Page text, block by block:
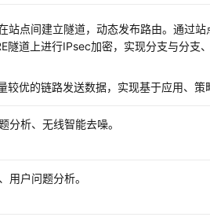
站点间建立隧道，动态发布路由。通过站
隧道上进行IPsec加密，实现分支与分支
较优的链路发送数据，实现基于应用、策
分析、无线智能去噪。
用户问题分析。